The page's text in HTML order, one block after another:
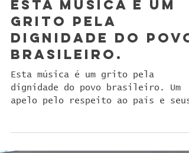
Esta música é um
grito pela
dignidade do povo
brasileiro.
Esta música é um grito pela
dignidade do povo brasileiro. Um
apelo pelo respeito ao país e seus